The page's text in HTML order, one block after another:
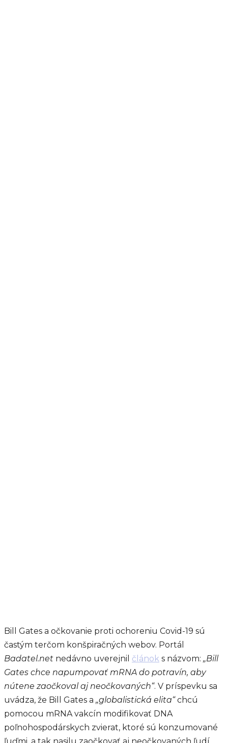
Bill Gates a očkovanie proti ochoreniu Covid-19 sú
častým terčom konšpiračných webov. Portál
Badatel.net nedávno uverejnil článok s názvom: „Bill
Gates chce napumpovať mRNA do potravín, aby
nútene zaočkoval aj neočkovaných“. V príspevku sa
uvádza, že Bill Gates a „globalistická elita“chcú
pomocou mRNA vakcín modifikovať DNA
poľnohospodárskych zvierat, ktoré sú konzumované